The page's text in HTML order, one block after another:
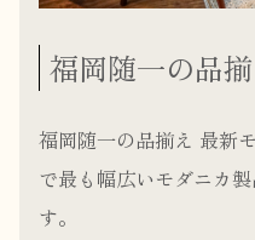
福岡随一の品
福岡随一の品揃え 最新
で最も幅広いモダニカ
す。